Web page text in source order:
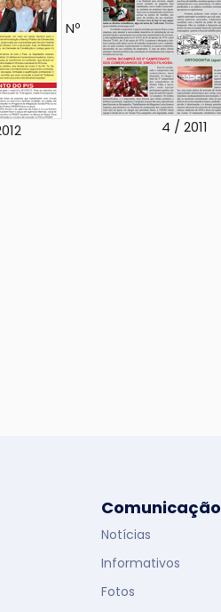
Nº
4 / 2011
Comunicação
Notícias
Informativos
Fotos